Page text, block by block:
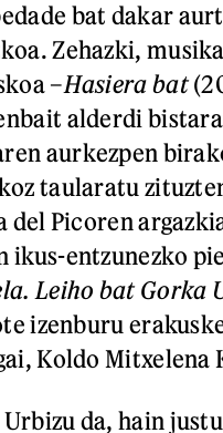
bat dakar
Zehazki,
–Hasiera bat
alderdi
aurkezpen
taularatu
Picoren
ikus-entzunezko
Leiho bat Gorka
izenburu
Koldo Mitxelena
da, hain